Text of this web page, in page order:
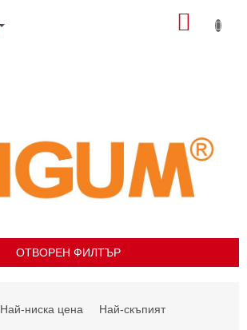
ОТВОРЕН ФИЛТЪР
Най-ниска цена Най-скъпият